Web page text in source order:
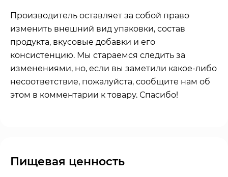
Производитель оставляет за собой право
изменить внешний вид упаковки, состав
продукта, вкусовые добавки и его
консистенцию. Мы стараемся следить за
изменениями, но, если вы заметили какое-либо
несоответствие, пожалуйста, сообщите нам об
этом в комментарии к товару. Спасибо!
Пищевая ценность